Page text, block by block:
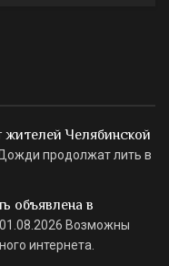
Челябинской
продолжат лить в
объявлена в
01.08.2026 Возможны
интернета.